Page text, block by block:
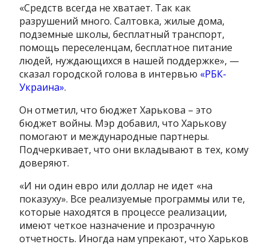
«Средств всегда не хватает. Так как
разрушений много. Салтовка, жилые дома,
подземные школы, бесплатный транспорт,
помощь переселенцам, бесплатное питание
людей, нуждающихся в нашей поддержке», —
сказал городской голова в интервью «РБК-
Украина».
Он отметил, что бюджет Харькова – это
бюджет войны. Мэр добавил, что Харькову
помогают и международные партнеры.
Подчеркивает, что они вкладывают в тех, кому
доверяют.
«И ни один евро или доллар не идет «на
показуху». Все реализуемые программы или те,
которые находятся в процессе реализации,
имеют четкое назначение и прозрачную
отчетность. Иногда нам упрекают, что Харьков